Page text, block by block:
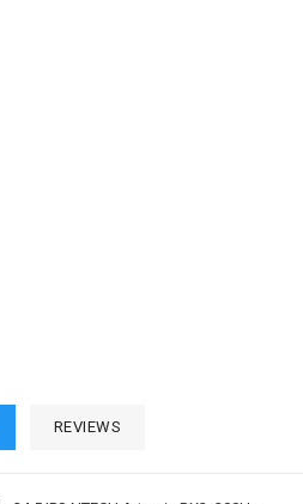
REVIEWS